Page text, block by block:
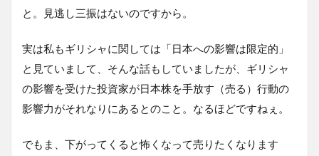
と。見逃し三振はないのですから。
実は私もギリシャに関しては「日本への影響は限定的」
と見ていまして、そんな話もしていましたが、ギリシャ
の影響を受けた投資家が日本株を手放す（売る）行動の
影響力がそれなりにあるとのこと。なるほどですねぇ。
でもま、下がってくると怖くなって売りたくなります